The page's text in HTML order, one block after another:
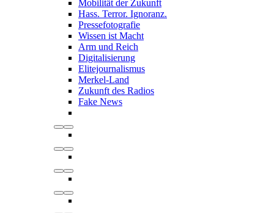
Mobilität der Zukunft
Hass. Terror. Ignoranz.
Pressefotografie
Wissen ist Macht
Arm und Reich
Digitalisierung
Elitejournalismus
Merkel-Land
Zukunft des Radios
Fake News